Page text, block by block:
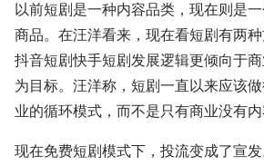
以前短剧是一种内容品类，现在则是
商品。在汪洋看来，现在看短剧有两种
抖音短剧快手短剧发展逻辑更倾向于
为目标。汪洋称，短剧一直以来应该
业的循环模式，而不是只有商业没有内
现在免费短剧模式下，投流变成了宣